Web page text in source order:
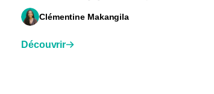
Clémentine Makangila
Découvrir